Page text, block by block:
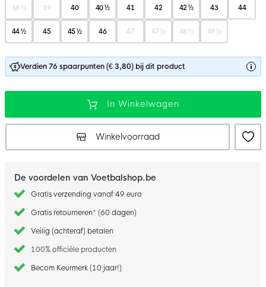
38 ½ 39 40 40 ½ 41 42 42 ½ 43 44
44 ½ 45 45 ½ 46 47 47 ½ 48 ½ 49 ½
Verdien 76 spaarpunten (€ 3,80) bij dit product
In Winkelwagen
Winkelvoorraad
De voordelen van Voetbalshop.be
Gratis verzending vanaf 49 euro
Gratis retourneren* (60 dagen)
Veilig (achteraf) betalen
100% officiële producten
Becom Keurmerk (10 jaar!)